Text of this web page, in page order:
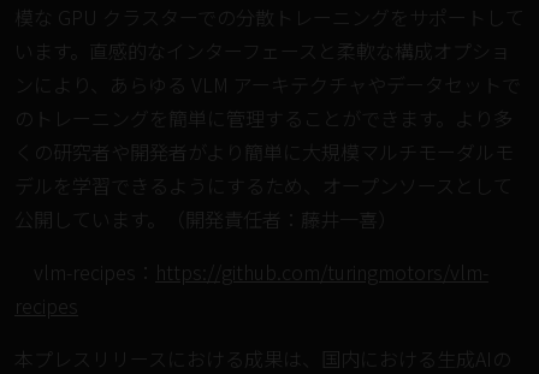
模な GPU クラスターでの分散トレーニングをサポートして
います。直感的なインターフェースと柔軟な構成オプショ
ンにより、あらゆる VLM アーキテクチャやデータセットで
のトレーニングを簡単に管理することができます。より多
くの研究者や開発者がより簡単に大規模マルチモーダルモ
デルを学習できるようにするため、オープンソースとして
公開しています。（開発責任者：藤井一喜）
vlm-recipes： https://github.com/turingmotors/vlm-
recipes
本プレスリリースにおける成果は、国内における生成AIの